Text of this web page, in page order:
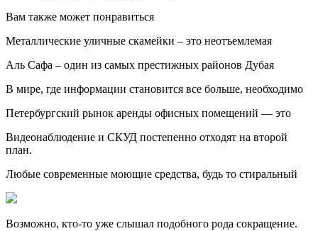
Вам также может понравиться
Металлические уличные скамейки – это неотъемлемая
Аль Сафа – один из самых престижных районов Дубая
В мире, где информации становится все больше, необходимо
Петербургский рынок аренды офисных помещений — это
Видеонаблюдение и СКУД постепенно отходят на второй
план.
Любые современные моющие средства, будь то стиральный
Возможно, кто-то уже слышал подобного рода сокращение.